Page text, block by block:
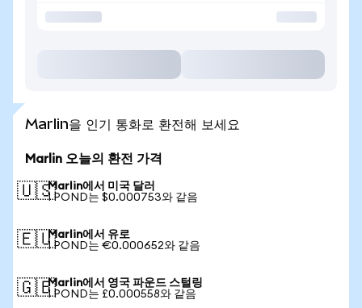
Marlin을 인기 통화로 환전해 보세요
Marlin 오늘의 환전 가격
🇺🇸Marlin에서 미국 달러
1 POND는 $0.000753와 같음
🇪🇺Marlin에서 유로
1 POND는 €0.000652와 같음
🇬🇧Marlin에서 영국 파운드 스털링
1 POND는 £0.000558와 같음